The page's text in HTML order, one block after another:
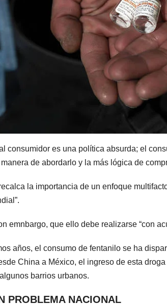
consumidor es una política absurda; el
de abordarlo y la más lógica de
la importancia de un enfoque
emnbargo, que ello debe realizarse “con
años, el consumo de fentanilo se ha
China a México, el ingreso de esta
barrios urbanos.
PROBLEMA NACIONAL